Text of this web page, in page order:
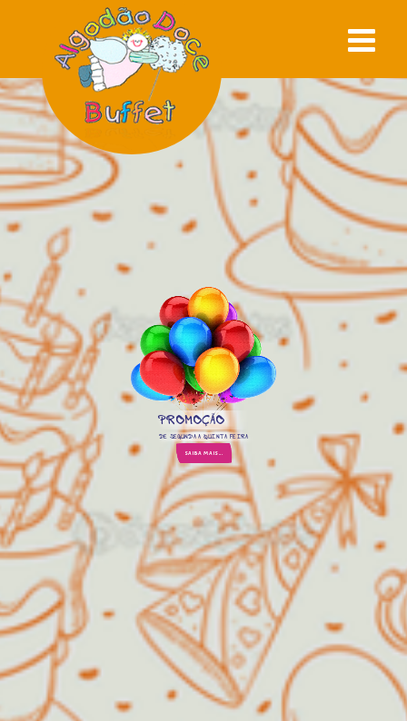
SAIBA MAIS...
PROMOÇÃO
DE SEGUNDA A QUINTA FEIRA